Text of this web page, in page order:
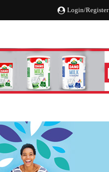
Login/Register